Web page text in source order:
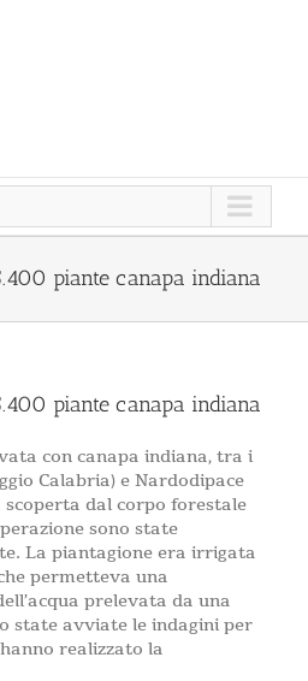
piante canapa indiana
piante canapa indiana
con canapa indiana, tra i
Calabria) e Nardodipace
scoperta dal corpo forestale
sono state
La piantagione era irrigata
permetteva una
prelevata da una
state avviate le indagini per
realizzato la